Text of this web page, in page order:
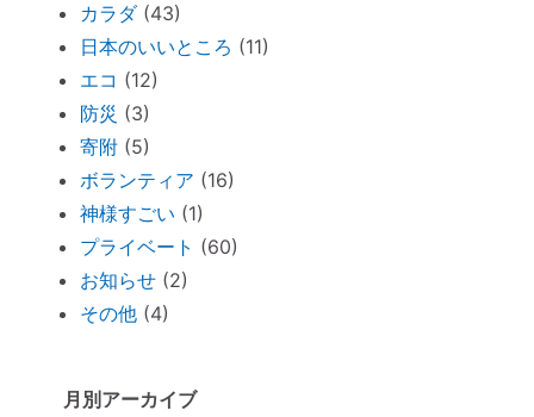
周りを優先し過ぎる人のための「ご自愛レ
ッスン」
神社巡りならぬ「トイレ巡り」～The
Tokyo Toilet
ずっと観ていたい。映画「PERFECT
DAYS」
電子レンジの電磁波対策に「レンジプロテ
クター」
不安な時には「とんとんとん」
カラダ(43)
日本のいいところ (11)
エコ (12)
防災 (3)
寄附(5)
ボランティア (16)
神様すごい (1)
プライベート (60)
お知らせ(2)
その他(4)
月別アーカイブ